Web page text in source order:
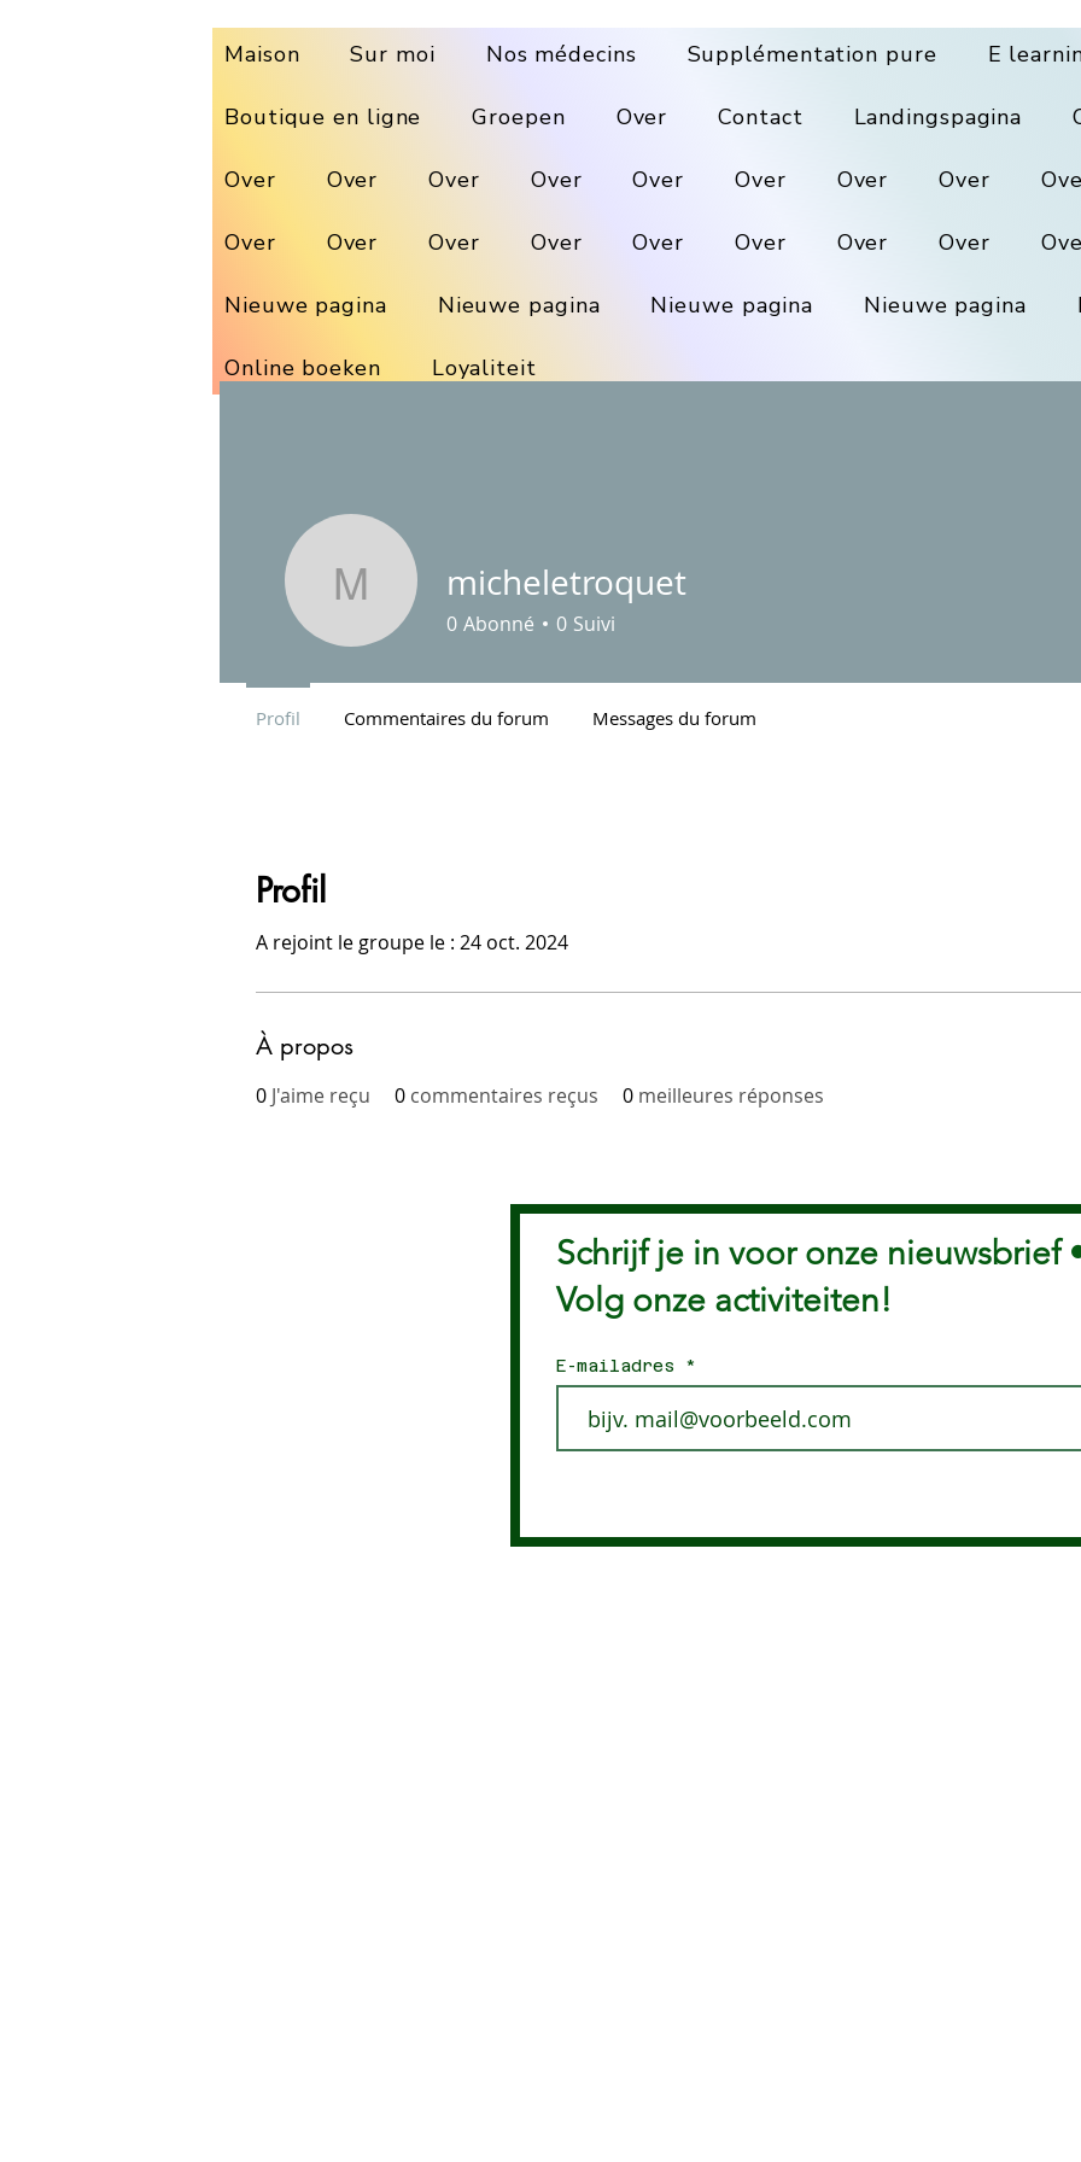
Maison Sur moi Nos médecins Supplémentation pure E
Boutique en ligne Groepen Over Contact Landingspagina
Over Over Over Over Over Over Over Over
Over Over Over Over Over Over Over Over
Nieuwe pagina Nieuwe pagina Nieuwe pagina Nieuwe pagina
Online boeken Loyaliteit
Profil
A rejoint le groupe le : 24 oct. 2024
À propos
0 J'aime reçu 0 commentaires reçus 0 meilleures réponses
micheletroquet
micheletroquet
0 Abonné 0 Suivi
Profil Commentaires du forum Messages du forum
Schrijf je in voor onze nieuwsbrief
Volg onze activiteiten!
E-mailadres